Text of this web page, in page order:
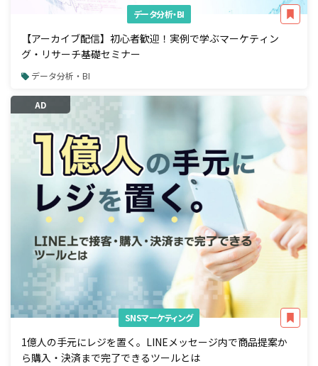
データ分析・BI
【アーカイブ配信】初心者歓迎！実例で学ぶマーケティン
グ・リサーチ基礎セミナー
データ分析・BI
AD
SNSマーケティング
1億人の手元にレジを置く。LINEメッセージ内で商品提案か
ら購入・決済まで完了できるツールとは